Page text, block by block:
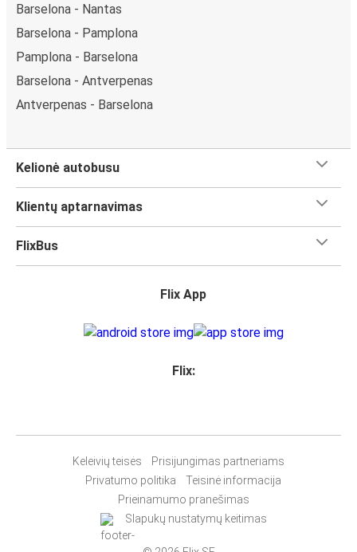
Barselona - Nantas
Barselona - Pamplona
Pamplona - Barselona
Barselona - Antverpenas
Antverpenas - Barselona
Kelionė autobusu
Klientų aptarnavimas
FlixBus
Flix App
Flix:
Keleivių teisės
Prisijungimas partneriams
Privatumo politika
Teisinė informacija
Prieinamumo pranešimas
Slapukų nustatymų keitimas